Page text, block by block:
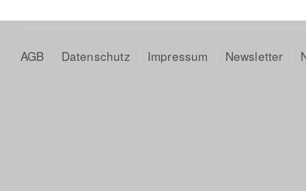
AGB Datenschutz Impressum Newsletter